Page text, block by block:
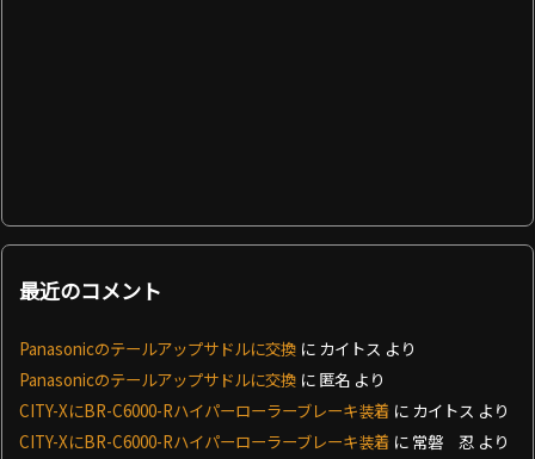
最近のコメント
Panasonicのテールアップサドルに交換 に カイトス より
Panasonicのテールアップサドルに交換 に 匿名 より
CITY-XにBR-C6000-Rハイパーローラーブレーキ装着 に カイトス より
CITY-XにBR-C6000-Rハイパーローラーブレーキ装着 に 常磐 忍 より